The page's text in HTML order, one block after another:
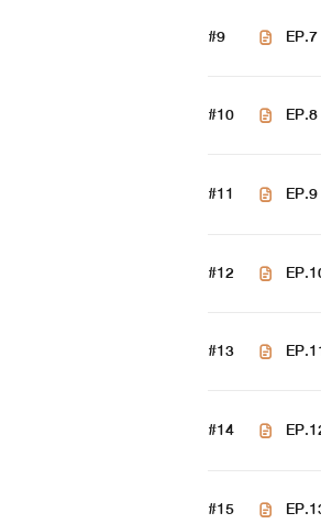
อุดมสมบูรณ์ เ
ก็ง่ายๆ
คำสั่งเสียก่อน
กายเป็นตัว
นั้นก็ได้แค่หล
สามารถ อายุ
#9 EP.7
#10 EP.8
#11 EP.9
#12
#13
#14
#15